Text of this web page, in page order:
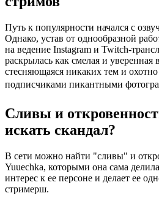
Путь к популярности начался с
Однако, устав от однообразной
на ведение Instagram и Twitch-
раскрылась как смелая и уверенная
стесняющаяся никаких тем и охотно
подписчиками пикантными
Сливы и
искать скандал?
В сети можно найти "сливы" и
Yuuechka, которыми она сама
интерес к ее персоне и делает ее
стримерш.